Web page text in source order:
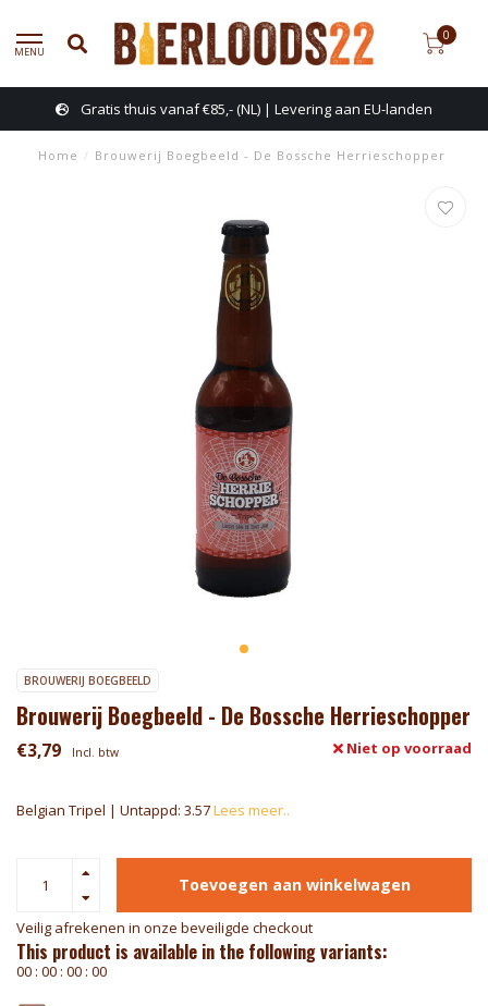
MENU
0
Gratis thuis vanaf €85,- (NL) | Levering aan EU-landen
Home / Brouwerij Boegbeeld - De Bossche Herrieschopper
BROUWERIJ BOEGBEELD
Brouwerij Boegbeeld - De Bossche Herrieschopper
€3,79 Incl. btw Niet op voorraad
Belgian Tripel | Untappd: 3.57Lees meer..
Toevoegen aan winkelwagen
Veilig afrekenen in onze beveiligde checkout
This product is available in the following variants:
00 : 00 : 00 : 00